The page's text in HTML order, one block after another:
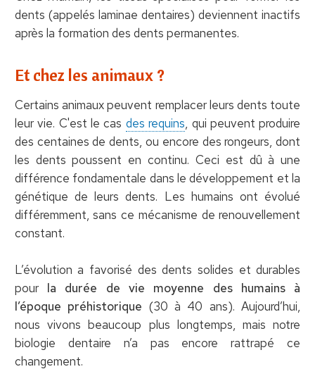
dents (appelés laminae dentaires) deviennent inactifs
après la formation des dents permanentes.
Et chez les animaux ?
Certains animaux peuvent remplacer leurs dents toute
leur vie. C'est le cas des requins, qui peuvent produire
des centaines de dents, ou encore des rongeurs, dont
les dents poussent en continu. Ceci est dû à une
différence fondamentale dans le développement et la
génétique de leurs dents. Les humains ont évolué
différemment, sans ce mécanisme de renouvellement
constant.
L’évolution a favorisé des dents solides et durables
pour la durée de vie moyenne des humains à
l’époque préhistorique (30 à 40 ans). Aujourd’hui,
nous vivons beaucoup plus longtemps, mais notre
biologie dentaire n’a pas encore rattrapé ce
changement.